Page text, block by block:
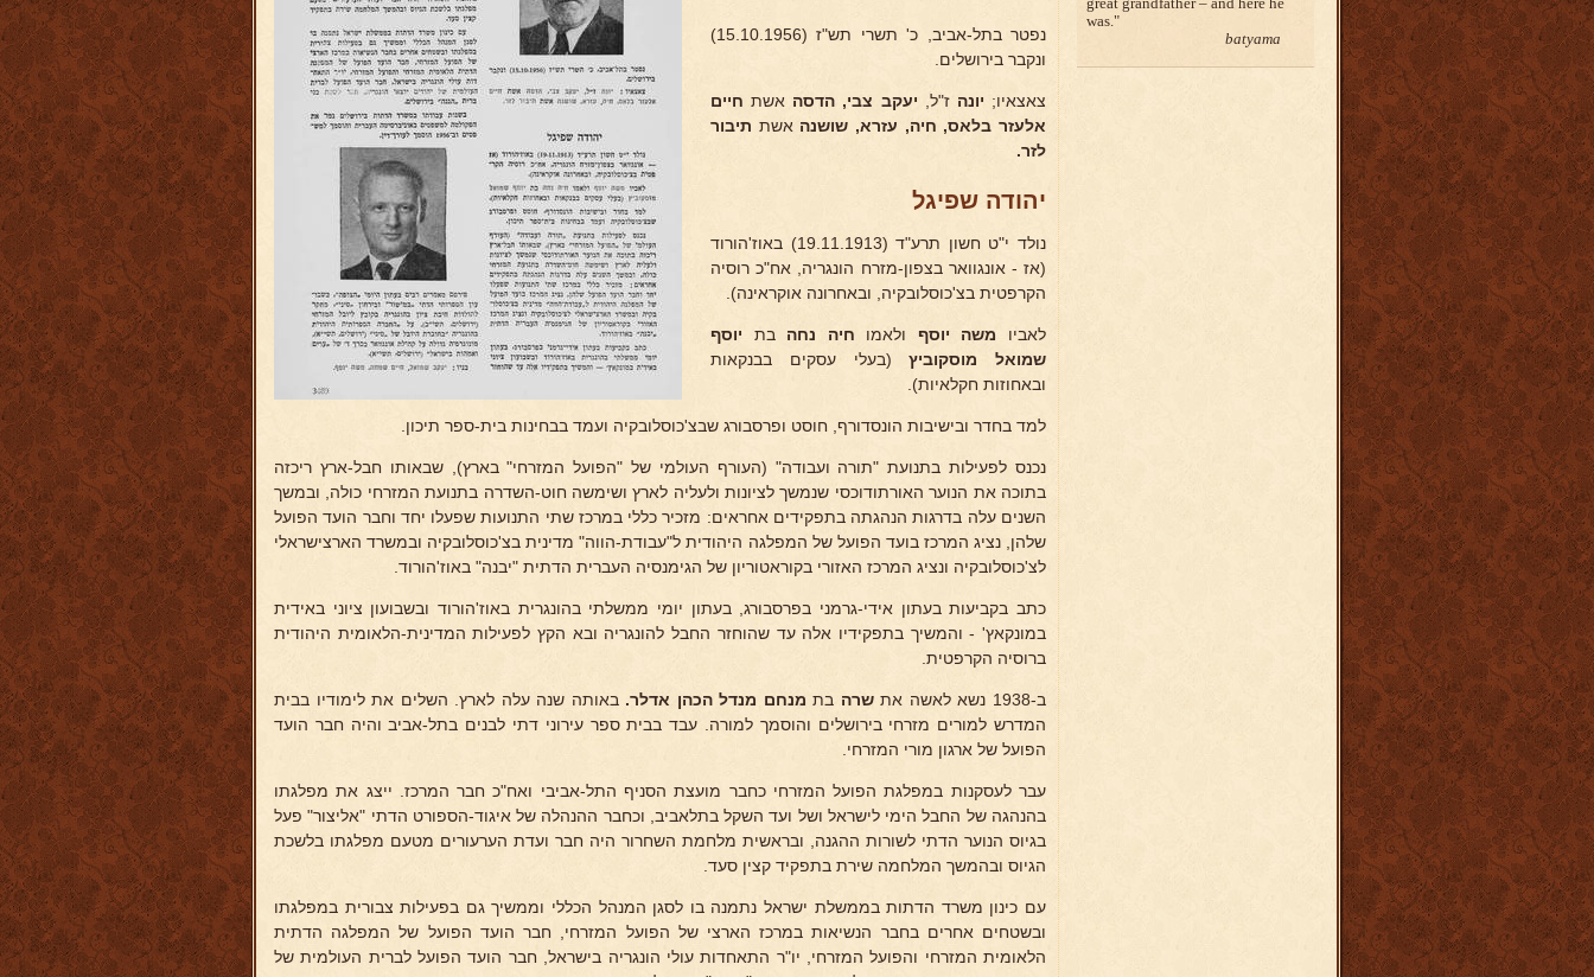
נפטר בתל-אביב, כ' תשרי תש"ז (15.10.1956)
ונקבר בירושלים.
צאצאיו; יונהז"ל, יעקב צבי, הדסה אשת חיים
אלעזר בלאס, חיה, עזרא, שושנה אשת תיבור
לזר.
יהודה שפיגל
נולד י"ט חשון תרע"ד (19.11.1913) באוז'הורוד
(אז - אונגוואר בצפון-מזרח הונגריה, אח"כ רוסיה
הקרפטית בצ'כוסלובקיה, ובאחרונה אוקראינה).
לאביו משה יוסף ולאמו חיה נחה בת יוסף
שמואל
מוסקוביץ(בעלי עסקים בבנקאות
ובאחוזות חקלאיות).
למד בחדר ובישיבות הונסדורף, חוסט ופרסבורג שבצ'כוסלובקיה ועמד בבחינות בית-ספר תיכון.
נכנס לפעילות בתנועת "תורה ועבודה" (העורף העולמי של "הפועל המזרחי" בארץ), שבאותו חבל-ארץ ריכזה
בתוכה את הנוער האורתודוכסי שנמשך לציונות ולעליה לארץ ושימשה חוט-השדרה בתנועת המזרחי כולה, ובמשך
השנים עלה בדרגות הנהגתה בתפקידים אחראים: מזכיר כללי במרכז שתי התנועות שפעלו יחד וחבר הועד הפועל
שלהן, נציג המרכז בועד הפועל של המפלגה היהודית ל"עבודת-הווה" מדינית בצ'כוסלובקיה ובמשרד הארצישראלי
לצ'כוסלובקיה ונציג המרכז האזורי בקוראטוריון של הגימנסיה העברית הדתית "יבנה" באוז'הורוד.
כתב בקביעות בעתון אידי-גרמני בפרסבורג, בעתון יומי ממשלתי בהונגרית באוז'הורוד ובשבועון ציוני באידית
במונקאץ' - והמשיך בתפקידיו אלה עד שהוחזר החבל להונגריה ובא הקץ לפעילות המדינית-הלאומית היהודית
ברוסיה הקרפטית.
ב-1938 נשא לאשה את שרה בת מנחם מנדל הכהן אדלר. באותה שנה עלה לארץ. השלים את לימודיו בבית
המדרש למורים מזרחי בירושלים והוסמך למורה. עבד בבית ספר עירוני דתי לבנים בתל-אביב והיה חבר הועד
הפועל של ארגון מורי המזרחי.
עבר לעסקנות במפלגת הפועל המזרחי כחבר מועצת הסניף התל-אביבי ואח"כ חבר המרכז. ייצג את מפלגתו
בהנהגה של החבל הימי לישראל ושל ועד השקל בתלאביב, וכחבר ההנהלה של איגוד-הספורט הדתי "אליצור" פעל
בגיוס הנוער הדתי לשורות ההגנה, ובראשית מלחמת השחרור היה חבר ועדת הערעורים מטעם מפלגתו בלשכת
הגיוס ובהמשך המלחמה שירת בתפקיד קצין סעד.
עם כינון משרד הדתות בממשלת ישראל נתמנה בו לסגן המנהל הכללי וממשיך גם בפעילות צבורית במפלגתו
ובשטחים אחרים בחבר הנשיאות במרכז הארצי של הפועל המזרחי, חבר הועד הפועל של המפלגה הדתית
הלאומית המזרחי והפועל המזרחי, יו"ר התאחדות עולי הונגריה בישראל, חבר הועד הפועל לברית העולמית של
was.
batyama